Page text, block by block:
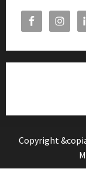
Copyright